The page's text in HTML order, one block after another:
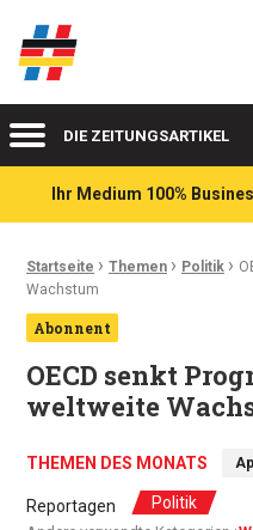
Deutsch-französische
MenüDIE ZEITUNGSARTIKEL
Ihr Medium 100%
Ariadnefaden:
Startseite › Themen › Politik ›
Wachstum
Abonnent
OECD senkt
weltweite
THEMEN DES MONATS
Reportagen Politik